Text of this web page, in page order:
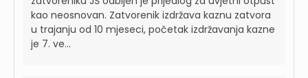
kao neosnovan. Zatvorenik izdržava kaznu zatvora
u trajanju od 10 mjeseci, početak izdržavanja kazne
je 7. ve...